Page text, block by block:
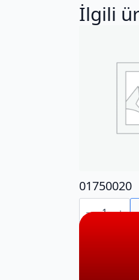
İlgili
01750020
01750020
adet